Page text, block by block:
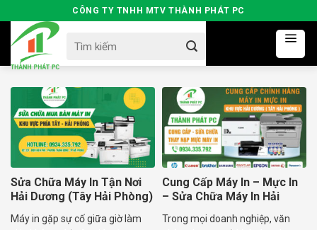
to
content
CÔNG TY TNHH MTV THÀNH PHÁT PC
for:
Sửa Chữa Máy In Tận Nơi
Hải Dương (Tây Hải Phòng)
Máy in gặp sự cố giữa giờ làm
Cung Cấp Máy In – Mực In
– Sửa Chữa Máy In Hải
Trong mọi doanh nghiệp, văn